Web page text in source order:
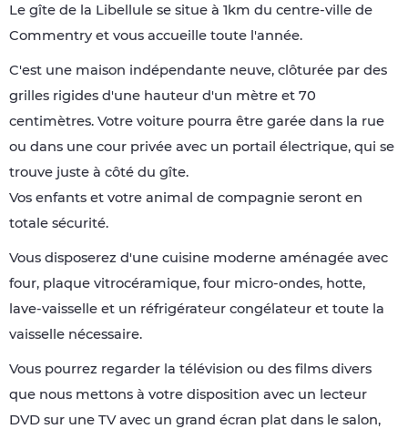
Le gîte de la Libellule se situe à 1km du centre-ville de
Commentry et vous accueille toute l'année.
C'est une maison indépendante neuve, clôturée par des
grilles rigides d'une hauteur d'un mètre et 70
centimètres. Votre voiture pourra être garée dans la rue
ou dans une cour privée avec un portail électrique, qui se
trouve juste à côté du gîte.
Vos enfants et votre animal de compagnie seront en
totale sécurité.
Vous disposerez d'une cuisine moderne aménagée avec
four, plaque vitrocéramique, four micro-ondes, hotte,
lave-vaisselle et un réfrigérateur congélateur et toute la
vaisselle nécessaire.
Vous pourrez regarder la télévision ou des films divers
que nous mettons à votre disposition avec un lecteur
DVD sur une TV avec un grand écran plat dans le salon,